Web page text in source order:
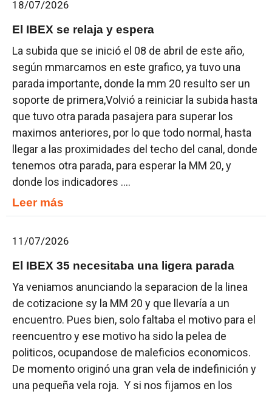
18/07/2026
El IBEX se relaja y espera
La subida que se inició el 08 de abril de este año,
según mmarcamos en este grafico, ya tuvo una
parada importante, donde la mm 20 resulto ser un
soporte de primera,Volvió a reiniciar la subida hasta
que tuvo otra parada pasajera para superar los
maximos anteriores, por lo que todo normal, hasta
llegar a las proximidades del techo del canal, donde
tenemos otra parada, para esperar la MM 20, y
donde los indicadores ....
Leer más
11/07/2026
El IBEX 35 necesitaba una ligera parada
Ya veniamos anunciando la separacion de la linea
de cotizacione sy la MM 20 y que llevaría a un
encuentro. Pues bien, solo faltaba el motivo para el
reencuentro y ese motivo ha sido la pelea de
politicos, ocupandose de maleficios economicos.
De momento originó una gran vela de indefinición y
una pequeña vela roja. Y si nos fijamos en los